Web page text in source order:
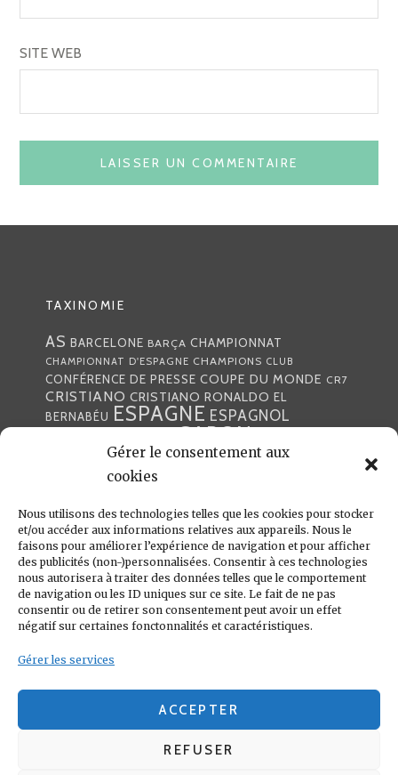
Gérer le consentement aux
cookies
Nous utilisons des technologies telles que les cookies pour stocker
et/ou accéder aux informations relatives aux appareils. Nous le
faisons pour améliorer l’expérience de navigation et pour afficher
des publicités (non-)personnalisées. Consentir à ces technologies
nous autorisera à traiter des données telles que le comportement
de navigation ou les ID uniques sur ce site. Le fait de ne pas
consentir ou de retirer son consentement peut avoir un effet
négatif sur certaines fonctonnalités et caractéristiques.
Gérer les services
ACCEPTER
REFUSER
SITE WEB
TAXINOMIE
AS BARCELONE BARÇA CHAMPIONNAT
CHAMPIONNAT D'ESPAGNE CHAMPIONS CLUB
CONFÉRENCE DE PRESSE COUPE DU MONDE CR7
CRISTIANO CRISTIANO RONALDO EL
BERNABÉU ESPAGNE ESPAGNOL
GABON
JULEN LOPETEGUI KARIM BENZÉMA
LIGUE DES CHAMPIONS
MADRILÈNES MARCA MARCELO MERCATO
MERENGUE MERENGUES PORTUGAL PRESSE
PRESSE MADRILÈNEREALREAL
MADRID RONALDO SANTIAGO SOLARI
UEFA ZIDANE ZINÉDINE ZINÉDINE ZIDANE
LIENS UTILES
REAL MADRID
CONDITIONS GÉNÉRALES
POLITIQUE DE COOKIES (UE)